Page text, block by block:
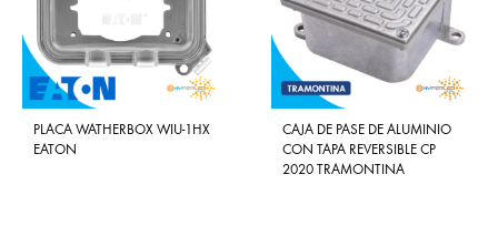
PLACA WATHERBOX WIU-1HX
EATON
CAJA DE PASE DE ALUMINIO
CON TAPA REVERSIBLE CP
2020 TRAMONTINA